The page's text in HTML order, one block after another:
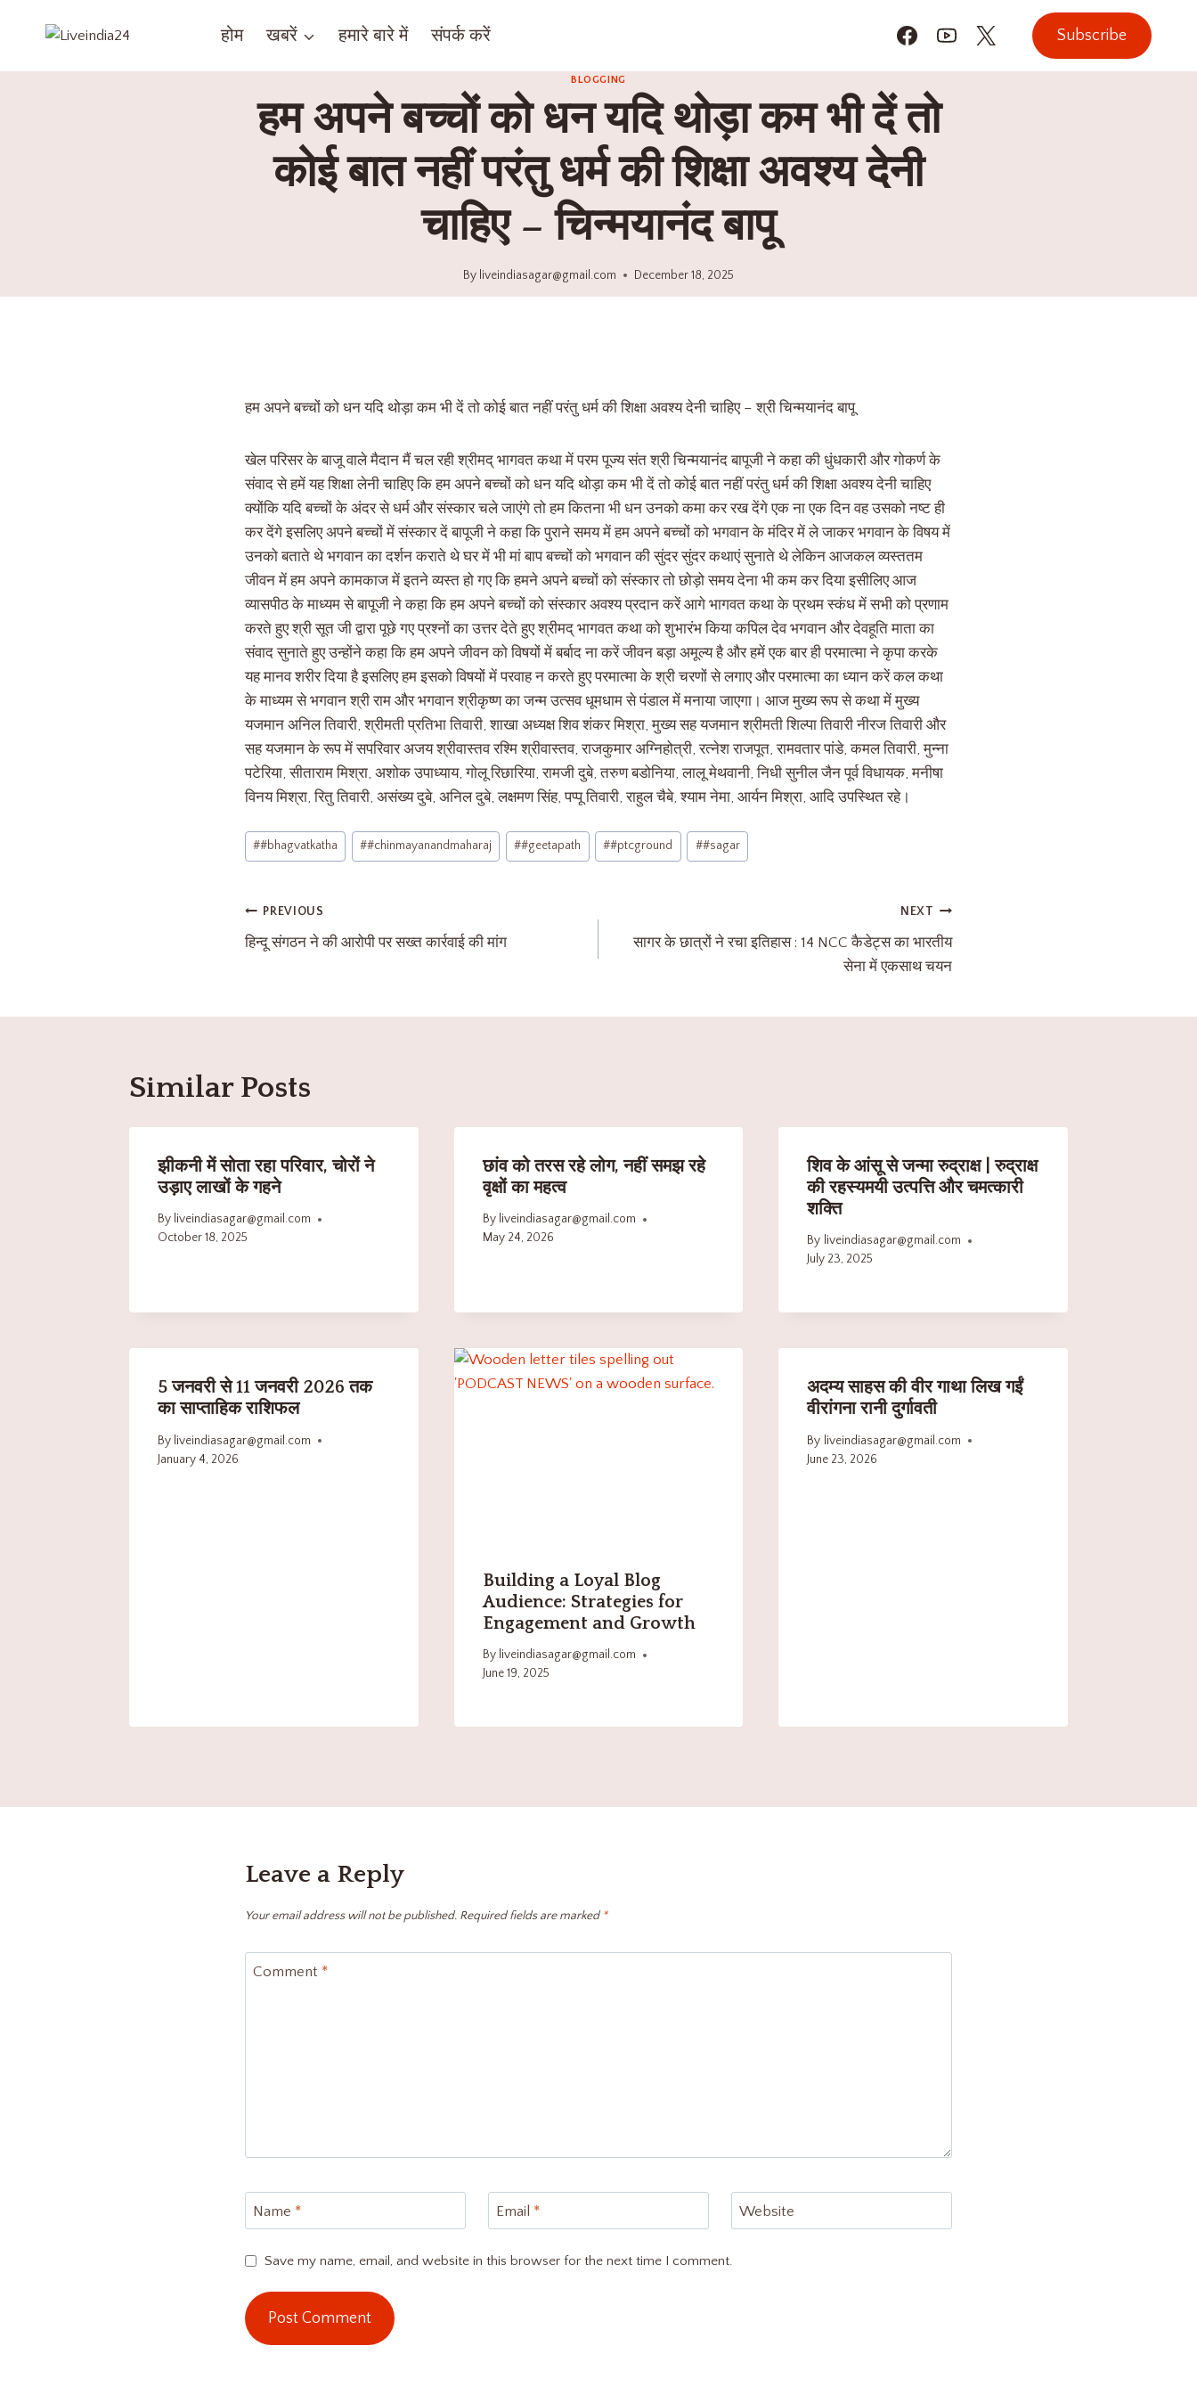
होम खबरें हमारे बारे में संपर्क करें Subscribe
BLOGGING
हम अपने बच्चों को धन यदि थोड़ा कम भी दें तो
कोई बात नहीं परंतु धर्म की शिक्षा अवश्य देनी
चाहिए – चिन्मयानंद बापू
By liveindiasagar@gmail.com December 18, 2025
हम अपने बच्चों को धन यदि थोड़ा कम भी दें तो कोई बात नहीं परंतु धर्म की शिक्षा अवश्य देनी चाहिए – श्री चिन्मयानंद बापू
खेल परिसर के बाजू वाले मैदान मैं चल रही श्रीमद् भागवत कथा में परम पूज्य संत श्री चिन्मयानंद बापूजी ने कहा की धुंधकारी और गोकर्ण के
संवाद से हमें यह शिक्षा लेनी चाहिए कि हम अपने बच्चों को धन यदि थोड़ा कम भी दें तो कोई बात नहीं परंतु धर्म की शिक्षा अवश्य देनी चाहिए
क्योंकि यदि बच्चों के अंदर से धर्म और संस्कार चले जाएंगे तो हम कितना भी धन उनको कमा कर रख देंगे एक ना एक दिन वह उसको नष्ट ही
कर देंगे इसलिए अपने बच्चों में संस्कार दें बापूजी ने कहा कि पुराने समय में हम अपने बच्चों को भगवान के मंदिर में ले जाकर भगवान के विषय में
उनको बताते थे भगवान का दर्शन कराते थे घर में भी मां बाप बच्चों को भगवान की सुंदर सुंदर कथाएं सुनाते थे लेकिन आजकल व्यस्ततम
जीवन में हम अपने कामकाज में इतने व्यस्त हो गए कि हमने अपने बच्चों को संस्कार तो छोड़ो समय देना भी कम कर दिया इसीलिए आज
व्यासपीठ के माध्यम से बापूजी ने कहा कि हम अपने बच्चों को संस्कार अवश्य प्रदान करें आगे भागवत कथा के प्रथम स्कंध में सभी को प्रणाम
करते हुए श्री सूत जी द्वारा पूछे गए प्रश्नों का उत्तर देते हुए श्रीमद् भागवत कथा को शुभारंभ किया कपिल देव भगवान और देवहूति माता का
संवाद सुनाते हुए उन्होंने कहा कि हम अपने जीवन को विषयों में बर्बाद ना करें जीवन बड़ा अमूल्य है और हमें एक बार ही परमात्मा ने कृपा करके
यह मानव शरीर दिया है इसलिए हम इसको विषयों में परवाह न करते हुए परमात्मा के श्री चरणों से लगाए और परमात्मा का ध्यान करें कल कथा
के माध्यम से भगवान श्री राम और भगवान श्रीकृष्ण का जन्म उत्सव धूमधाम से पंडाल में मनाया जाएगा। आज मुख्य रूप से कथा में मुख्य
यजमान अनिल तिवारी, श्रीमती प्रतिभा तिवारी, शाखा अध्यक्ष शिव शंकर मिश्रा, मुख्य सह यजमान श्रीमती शिल्पा तिवारी नीरज तिवारी और
सह यजमान के रूप में सपरिवार अजय श्रीवास्तव रश्मि श्रीवास्तव, राजकुमार अग्निहोत्री, रत्नेश राजपूत, रामवतार पांडे, कमल तिवारी, मुन्ना
पटेरिया, सीताराम मिश्रा, अशोक उपाध्याय, गोलू रिछारिया, रामजी दुबे, तरुण बडोनिया, लालू मेथवानी, निधी सुनील जैन पूर्व विधायक, मनीषा
विनय मिश्रा, रितु तिवारी, असंख्य दुबे, अनिल दुबे, लक्षमण सिंह, पप्पू तिवारी, राहुल चैबे, श्याम नेमा, आर्यन मिश्रा, आदि उपस्थित रहे।
##bhagvatkatha ##chinmayanandmaharaj ##geetapath ##ptcground ##sagar
PREVIOUS
हिन्दू संगठन ने की आरोपी पर सख्त कार्रवाई की मांग
NEXT
सागर के छात्रों ने रचा इतिहास : 14 NCC कैडेट्स का भारतीय
सेना में एकसाथ चयन
Similar Posts
झीकनी में सोता रहा परिवार, चोरों ने
उड़ाए लाखों के गहने
By liveindiasagar@gmail.com
October 18, 2025
छांव को तरस रहे लोग, नहीं समझ रहे
वृक्षों का महत्व
By liveindiasagar@gmail.com
May 24, 2026
शिव के आंसू से जन्मा रुद्राक्ष | रुद्राक्ष
की रहस्यमयी उत्पत्ति और चमत्कारी
शक्ति
By liveindiasagar@gmail.com
July 23, 2025
5 जनवरी से 11 जनवरी 2026 तक
का साप्ताहिक राशिफल
By liveindiasagar@gmail.com
January 4, 2026
Building a Loyal Blog
Audience: Strategies for
Engagement and Growth
By liveindiasagar@gmail.com
June 19, 2025
अदम्य साहस की वीर गाथा लिख गईं
वीरांगना रानी दुर्गावती
By liveindiasagar@gmail.com
June 23, 2026
Leave a Reply
Your email address will not be published. Required fields are marked*
Comment *
Name * Email * Website
Save my name, email, and website in this browser for the next time I comment.